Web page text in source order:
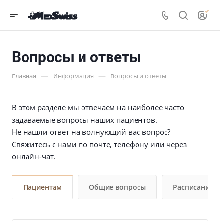
Вопросы и ответы
Главная — Информация — Вопросы и ответы
В этом разделе мы отвечаем на наиболее часто
задаваемые вопросы наших пациентов.
Не нашли ответ на волнующий вас вопрос?
Свяжитесь с нами по почте, телефону или через
онлайн-чат.
Пациентам Общие вопросы Расписание